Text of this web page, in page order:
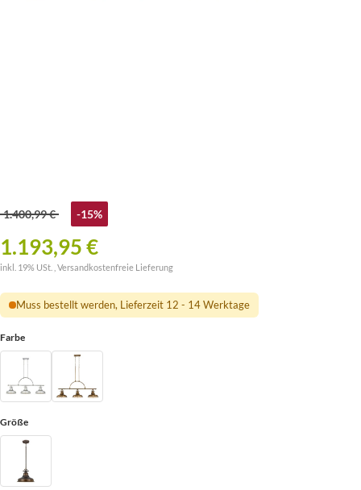
1.400,99 € -15%
1.193,95 €
inkl. 19% USt. , Versandkostenfreie Lieferung
Muss bestellt werden, Lieferzeit 12 - 14 Werktage
Farbe
Größe